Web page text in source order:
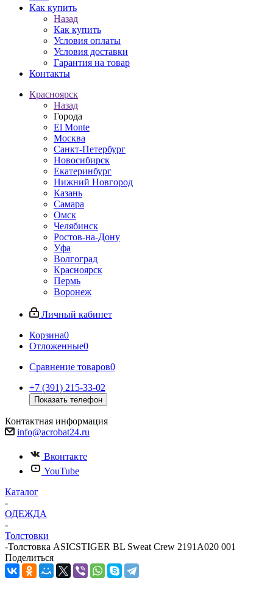
Как купить
Назад
Как купить
Условия оплаты
Условия доставки
Гарантия на товар
Контакты
Красноярск
Назад
Города
El Monte
Москва
Санкт-Петербург
Новосибирск
Екатеринбург
Нижний Новгород
Казань
Самара
Омск
Челябинск
Ростов-на-Дону
Уфа
Волгоград
Красноярск
Пермь
Воронеж
Личный кабинет
Корзина0
Отложенные0
Сравнение товаров0
+7 (391) 215-33-02
Показать телефон
Контактная информация
info@acrobat24.ru
Вконтакте
YouTube
Каталог
-
ОДЕЖДА
-
Толстовки
-Толстовка ASICSTIGER BL Sweat Crew 2191A020 001
Поделиться